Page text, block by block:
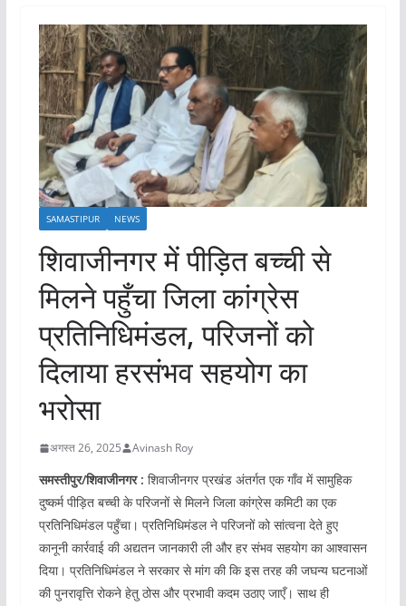
SAMASTIPUR NEWS
शिवाजीनगर में पीड़ित बच्ची से
मिलने पहुँचा जिला कांग्रेस
प्रतिनिधिमंडल, परिजनों को
दिलाया हरसंभव सहयोग का
भरोसा
अगस्त 26, 2025 Avinash Roy
समस्तीपुर/शिवाजीनगर : शिवाजीनगर प्रखंड अंतर्गत एक गाँव में सामुहिक
दुष्कर्म पीड़ित बच्ची के परिजनों से मिलने जिला कांग्रेस कमिटी का एक
प्रतिनिधिमंडल पहुँचा। प्रतिनिधिमंडल ने परिजनों को सांत्वना देते हुए
कानूनी कार्रवाई की अद्यतन जानकारी ली और हर संभव सहयोग का आश्वासन
दिया। प्रतिनिधिमंडल ने सरकार से मांग की कि इस तरह की जघन्य घटनाओं
की पुनरावृत्ति रोकने हेतु ठोस और प्रभावी कदम उठाए जाएँ। साथ ही